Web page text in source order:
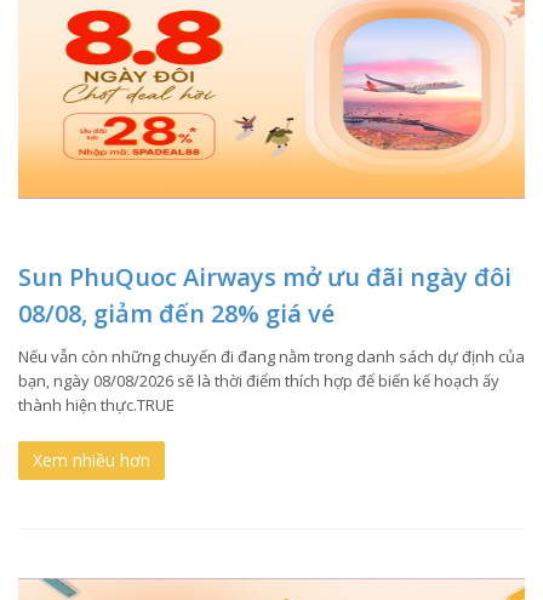
Sun PhuQuoc Airways mở ưu đãi ngày đôi
08/08, giảm đến 28% giá vé
Nếu vẫn còn những chuyến đi đang nằm trong danh sách dự định của
bạn, ngày 08/08/2026 sẽ là thời điểm thích hợp để biến kế hoạch ấy
thành hiện thực.TRUE
Xem nhiều hơn